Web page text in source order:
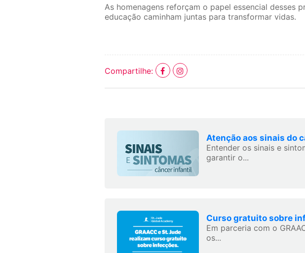
As homenagens reforçam o papel essencial desses
educação caminham juntas para transformar vidas.
Compartilhe:
Atenção aos sinais do
Entender os sinais e
garantir o...
Curso gratuito sobre
Em parceria com o
os...